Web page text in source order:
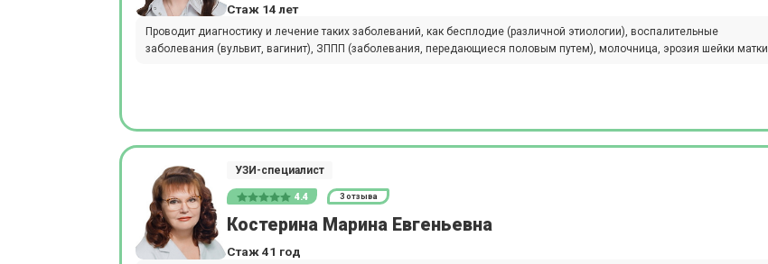
Стаж 14 лет
Проводит диагностику и лечение таких заболеваний, как бесплодие (различной этиологии), воспалительные
заболевания (вульвит, вагинит), ЗППП (заболевания, передающиеся половым путем), молочница, эрозия шейки матки.
УЗИ-специалист
4.4 3 отзыва
Костерина Марина Евгеньевна
Стаж 41 год